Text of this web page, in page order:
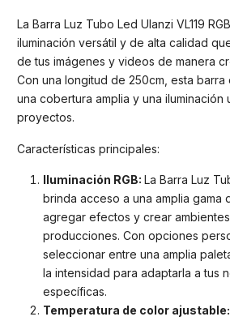
La Barra Luz Tubo Led Ulanzi VL119
iluminación versátil y de alta calidad
de tus imágenes y videos de manera
Con una longitud de 250cm, esta
una cobertura amplia y una iluminación
proyectos.
Características principales:
Iluminación RGB: La Barra Luz
brinda acceso a una amplia gama
agregar efectos y crear
producciones. Con opciones
seleccionar entre una amplia
la intensidad para adaptarla a tus
específicas.
Temperatura de color ajustable: